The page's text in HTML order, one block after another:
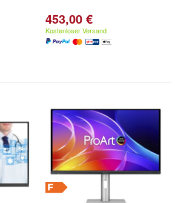
453,00 €
Kostenloser Versand